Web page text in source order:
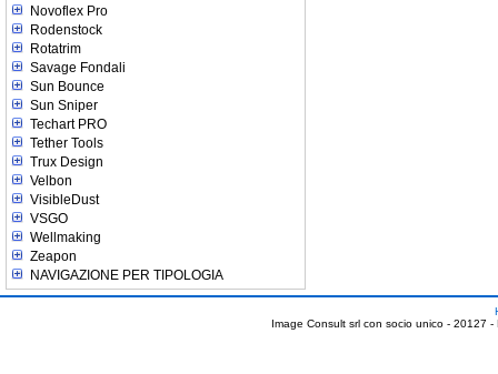
Novoflex Pro
Rodenstock
Rotatrim
Savage Fondali
Sun Bounce
Sun Sniper
Techart PRO
Tether Tools
Trux Design
Velbon
VisibleDust
VSGO
Wellmaking
Zeapon
NAVIGAZIONE PER TIPOLOGIA
Image Consult srl con socio unico - 20127